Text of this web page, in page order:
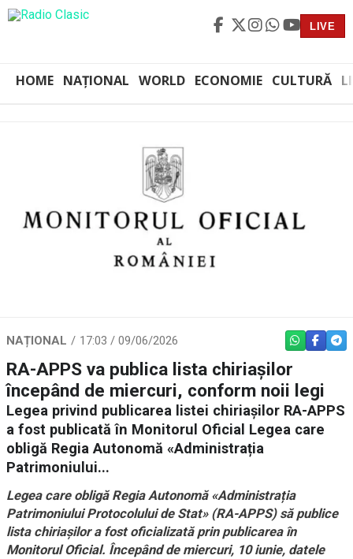
LIVE
HOME NAȚIONAL WORLD ECONOMIE CULTURĂ
NAȚIONAL 17:03 / 09/06/2026 WHATSAPP
RA-APPS va publica lista chiriașilor
începând de miercuri, conform noii legi
Legea privind publicarea listei chiriașilor RA-APPS
a fost publicată în Monitorul Oficial Legea care
obligă Regia Autonomă «Administrația
Patrimoniului...
Legea care obligă Regia Autonomă «Administrația
Patrimoniului Protocolului de Stat» (RA-APPS) să publice
lista chiriașilor a fost oficializată prin publicarea în
Monitorul Oficial. Începând de miercuri, 10 iunie, datele